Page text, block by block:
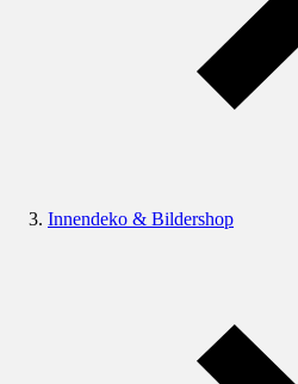
Innendeko & Bildershop